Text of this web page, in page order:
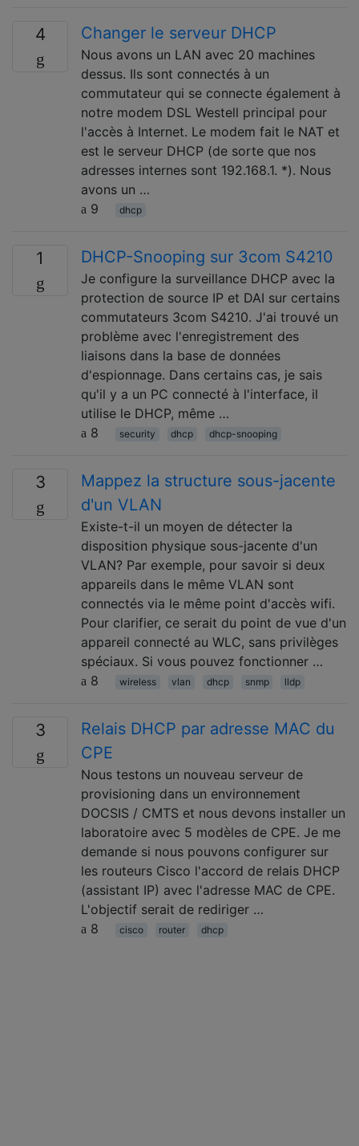
4 Changer le serveur DHCP
Nous avons un LAN avec 20 machines
dessus. Ils sont connectés à un
commutateur qui se connecte également à
notre modem DSL Westell principal pour
l'accès à Internet. Le modem fait le NAT et
est le serveur DHCP (de sorte que nos
adresses internes sont 192.168.1. *). Nous
avons un …
9
dhcp
1 DHCP-Snooping sur 3com S4210
Je configure la surveillance DHCP avec la
protection de source IP et DAI sur certains
commutateurs 3com S4210. J'ai trouvé un
problème avec l'enregistrement des
liaisons dans la base de données
d'espionnage. Dans certains cas, je sais
qu'il y a un PC connecté à l'interface, il
utilise le DHCP, même …
8
security dhcp dhcp-snooping
3
Mappez la structure sous-jacente
d'un VLAN
Existe-t-il un moyen de détecter la
disposition physique sous-jacente d'un
VLAN? Par exemple, pour savoir si deux
appareils dans le même VLAN sont
connectés via le même point d'accès wifi.
Pour clarifier, ce serait du point de vue d'un
appareil connecté au WLC, sans privilèges
spéciaux. Si vous pouvez fonctionner …
8
wireless vlan dhcp snmp lldp
3
Relais DHCP par adresse MAC du
CPE
Nous testons un nouveau serveur de
provisioning dans un environnement
DOCSIS / CMTS et nous devons installer un
laboratoire avec 5 modèles de CPE. Je me
demande si nous pouvons configurer sur
les routeurs Cisco l'accord de relais DHCP
(assistant IP) avec l'adresse MAC de CPE.
L'objectif serait de rediriger …
8
cisco router dhcp